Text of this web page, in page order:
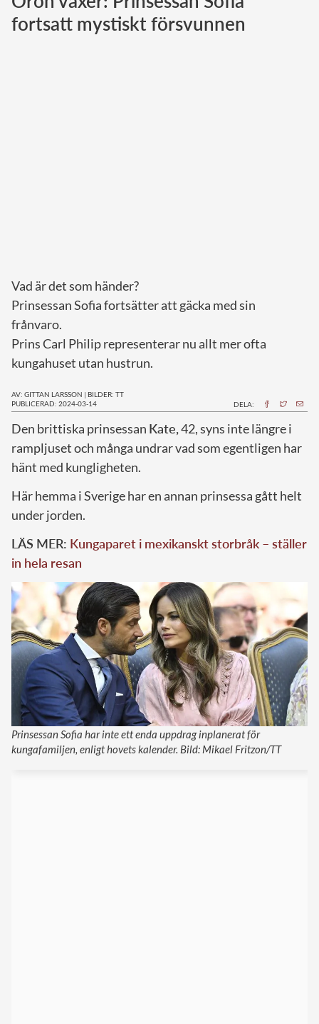
Norska kungahuset
fortsatt mystiskt försvunnen
Vad är det som händer?
Prinsessan Sofia fortsätter att gäcka med sin
frånvaro.
Prins Carl Philip representerar nu allt mer ofta
kungahuset utan hustrun.
AV: GITTAN LARSSON | BILDER: TT
PUBLICERAD: 2024-03-14
DELA:
Den brittiska prinsessan Kate,42, syns inte längre i
rampljuset och många undrar vad som egentligen har
hänt med kungligheten.
Här hemma i Sverige har en annan prinsessa gått helt
under jorden.
LÄS MER: Kungaparet i mexikanskt storbråk – ställer
in hela resan
Prinsessan Sofia har inte ett enda uppdrag inplanerat för
kungafamiljen, enligt hovets kalender. Bild: Mikael Fritzon/TT